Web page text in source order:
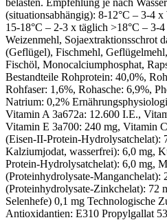
belasten. Empfehlung je nach
(situationsabhängig): 8-12°C – 3-4
15-18°C – 2-3 x täglich >18°C – 3-
Weizenmehl, Sojaextraktionsschrot
(Geflügel), Fischmehl,
Fischöl, Monocalciumphosphat,
Bestandteile Rohprotein: 40,0%,
Rohfaser: 1,6%, Rohasche: 6,9%,
Natrium: 0,2%
Vitamin A 3a672a: 12.600 I.E.,
Vitamin E 3a700: 240 mg, Vitamin
(Eisen-II-Protein-Hydrolysatchelat):
Kalziumjodat, wasserfrei): 6,0 mg,
Protein-Hydrolysatchelat): 6,0 mg,
(Proteinhydrolysate-Manganchelat):
(Proteinhydrolysate-Zinkchelat): 72
Selenhefe) 0,1 mg Technologische
Antioxidantien: E310 Propylgallat